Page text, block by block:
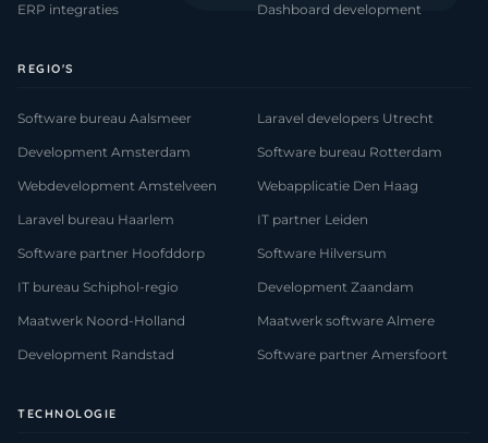
ERP integraties Dashboard development
REGIO'S
Software bureau Aalsmeer
Development Amsterdam
Webdevelopment Amstelveen
Laravel bureau Haarlem
Software partner Hoofddorp
IT bureau Schiphol-regio
Maatwerk Noord-Holland
Development Randstad
Laravel developers Utrecht
Software bureau Rotterdam
Webapplicatie Den Haag
IT partner Leiden
Software Hilversum
Development Zaandam
Maatwerk software Almere
Software partner Amersfoort
TECHNOLOGIE